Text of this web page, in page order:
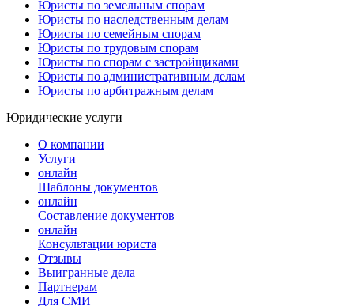
Юристы по земельным спорам
Юристы по наследственным делам
Юристы по семейным спорам
Юристы по трудовым спорам
Юристы по спорам с застройщиками
Юристы по административным делам
Юристы по арбитражным делам
Юридические услуги
О компании
Услуги
онлайн
Шаблоны документов
онлайн
Составление документов
онлайн
Консультации юриста
Отзывы
Выигранные дела
Партнерам
Для СМИ